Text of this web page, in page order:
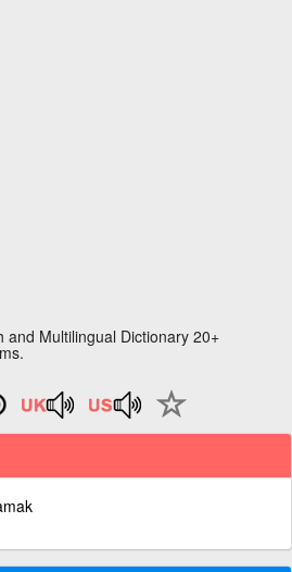
and Multilingual Dictionary 20+